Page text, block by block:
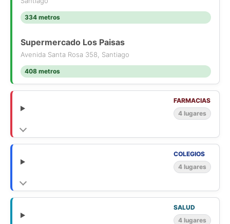
medios de contacto disponibles] o al teléfono: [Use el
formulario de contacto o los medios de contacto disponibles].
334 metros
Supermercado Los Paisas
Avenida Santa Rosa 358, Santiago
408 metros
FARMACIAS
4 lugares
COLEGIOS
4 lugares
SALUD
4 lugares